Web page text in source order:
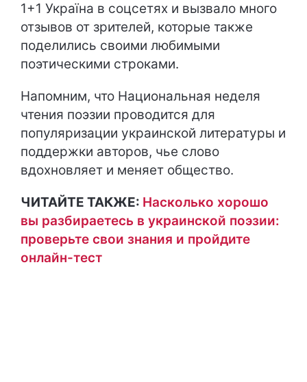
1+1 Україна в соцсетях и вызвало много
отзывов от зрителей, которые также
поделились своими любимыми
поэтическими строками.
Напомним, что Национальная неделя
чтения поэзии проводится для
популяризации украинской литературы и
поддержки авторов, чье слово
вдохновляет и меняет общество.
ЧИТАЙТЕ ТАКЖЕ: Насколько хорошо
вы разбираетесь в украинской поэзии:
проверьте свои знания и пройдите
онлайн-тест